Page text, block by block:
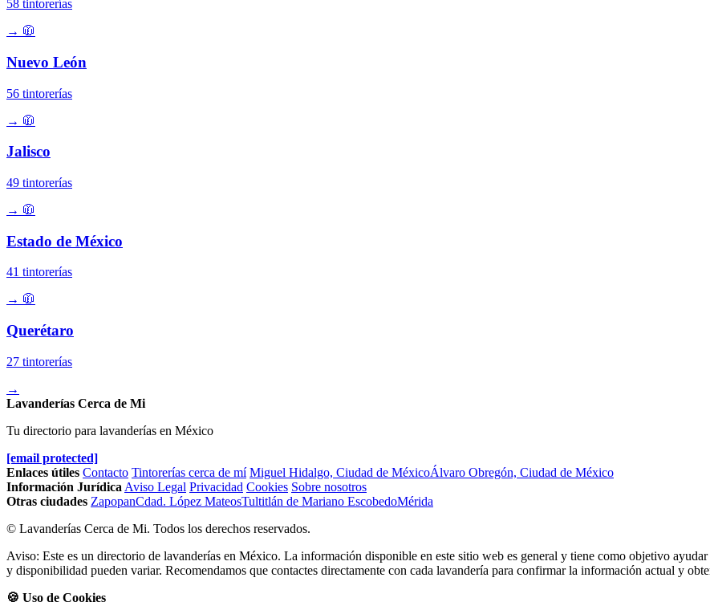
58 tintorerías
→ 🧥
Nuevo León
56 tintorerías
→ 🧥
Jalisco
49 tintorerías
→ 🧥
Estado de México
41 tintorerías
→ 🧥
Querétaro
27 tintorerías
→
Lavanderías Cerca de Mi
Tu directorio para lavanderías en México
[email protected]
Enlaces útiles Contacto Tintorerías cerca de mí Miguel Hidalgo, Ciudad de MéxicoÁlvaro Obregón, Ciudad de México
Información Jurídica Aviso Legal Privacidad Cookies Sobre nosotros
Otras ciudades ZapopanCdad. López MateosTultitlán de Mariano EscobedoMérida
© Lavanderías Cerca de Mi. Todos los derechos reservados.
Aviso: Este es un directorio de lavanderías en México. La información disponible en este sitio web es general y tiene como objetivo
y disponibilidad pueden variar. Recomendamos que contactes directamente con cada lavandería para confirmar la información actual y
🍪 Uso de Cookies